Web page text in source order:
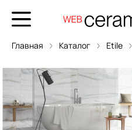
Главная Каталог Etile